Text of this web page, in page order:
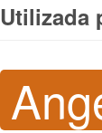
Utilizada